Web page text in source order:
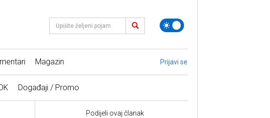
Magazin Prijavi se
Događaji / Promo
Podijeli ovaj članak